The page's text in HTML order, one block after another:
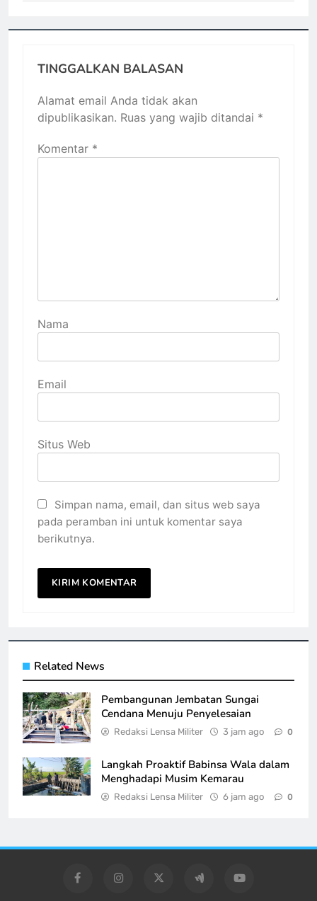
TINGGALKAN BALASAN
Alamat email Anda tidak akan
dipublikasikan. Ruas yang wajib ditandai *
Komentar *
Nama
Email
Situs Web
Simpan nama, email, dan situs web saya
pada peramban ini untuk komentar saya
berikutnya.
Related News
Pembangunan Jembatan Sungai
Cendana Menuju Penyelesaian
Redaksi Lensa Militer 3 jam ago 0
Langkah Proaktif Babinsa Wala dalam
Menghadapi Musim Kemarau
Redaksi Lensa Militer 6 jam ago 0